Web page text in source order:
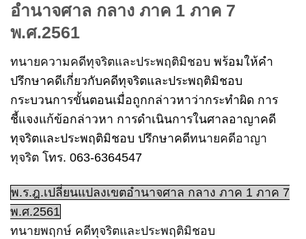
อำนาจศาล กลาง ภาค 1 ภาค 7
พ.ศ.2561
ทนายความคดีทุจริตและประพฤติมิชอบ พร้อมให้คำ
ปรึกษาคดีเกี่ยวกับคดีทุจริตและประพฤติมิชอบ
กระบวนการขั้นตอนเมื่อถูกกล่าวหาว่ากระทำผิด การ
ชี้แจงแก้ข้อกล่าวหา การดำเนินการในศาลอาญาคดี
ทุจริตและประพฤติมิชอบ ปรึกษาคดีทนายคดีอาญา
ทุจริต โทร. 063-6364547
พ.ร.ฎ.เปลี่ยนแปลงเขตอำนาจศาล กลาง ภาค 1 ภาค 7
พ.ศ.2561
ทนายพฤกษ์ คดีทุจริตและประพฤติมิชอบ